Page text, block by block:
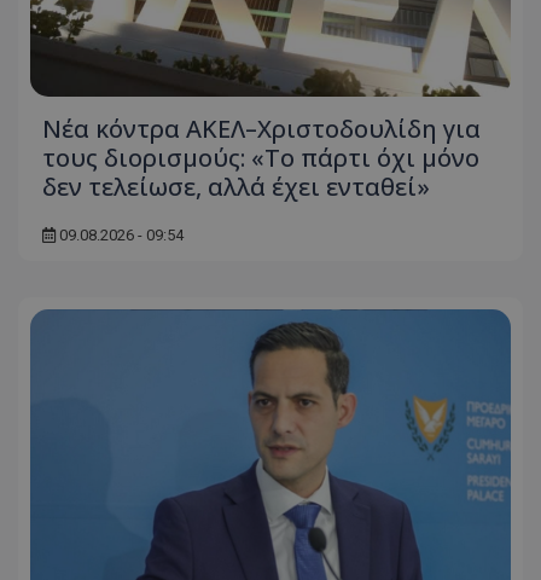
Νέα κόντρα ΑΚΕΛ–Χριστοδουλίδη για
τους διορισμούς: «Το πάρτι όχι μόνο
δεν τελείωσε, αλλά έχει ενταθεί»
09.08.2026 - 09:54